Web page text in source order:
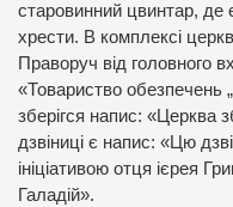
старовинний цвинтар, де
хрести. В комплексі
Праворуч від головного
«Товариство обезпечень
зберігся напис: «Церква
дзвіниці є напис: «Цю
ініціативою отця ієрея
Галадій».